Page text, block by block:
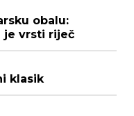
obalu:
je vrsti riječ
klasik